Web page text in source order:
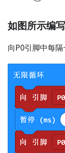
如图所示编
向P0引脚中每